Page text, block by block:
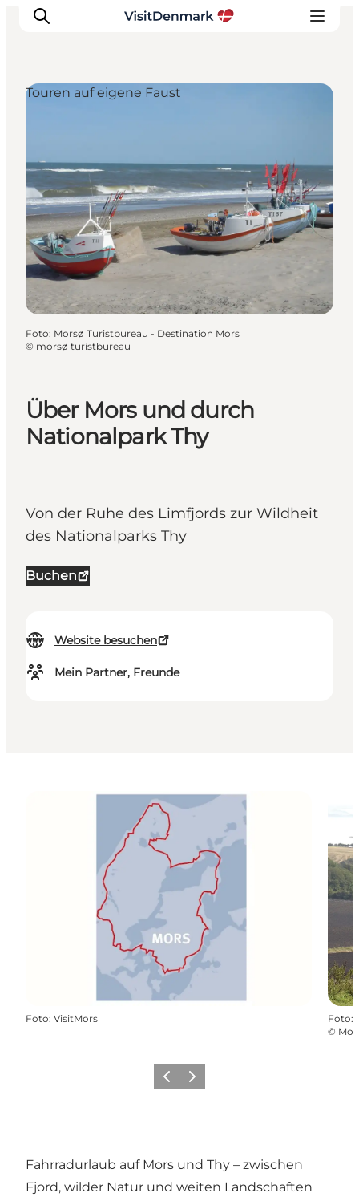
Regionen
Erlebnisse
Unterkünfte
Reiseplanung
Über Mors und durch
Nationalpark Thy
Von der Ruhe des Limfjords zur Wildheit
des Nationalparks Thy
Buchen
Website besuchen
Mein Partner, Freunde
Touren auf eigene Faust
Foto: Morsø Turistbureau - Destination Mors
© morsø turistbureau
Foto: VisitMors Foto:
©
ZurückWeiter
Fahrradurlaub auf Mors und Thy – zwischen
Fjord, wilder Natur und weiten Landschaften